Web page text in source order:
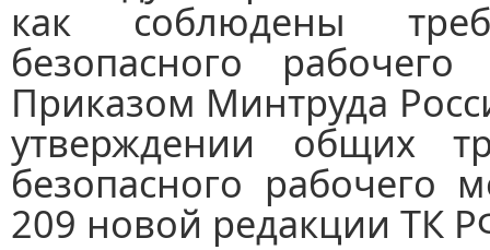
как соблюдены
безопасного
Приказом Минтруда
утверждении общих
безопасного рабочего
209 новой редакции ТК